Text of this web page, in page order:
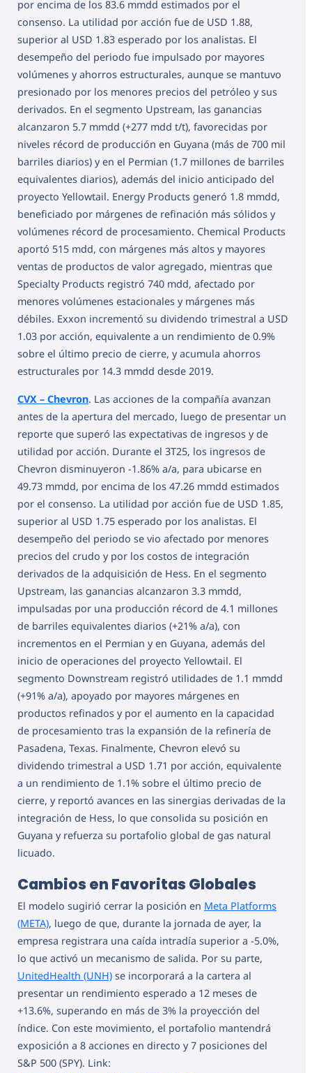
por encima de los 83.6 mmdd estimados por el
consenso. La utilidad por acción fue de USD 1.88,
superior al USD 1.83 esperado por los analistas. El
desempeño del periodo fue impulsado por mayores
volúmenes y ahorros estructurales, aunque se mantuvo
presionado por los menores precios del petróleo y sus
derivados. En el segmento Upstream, las ganancias
alcanzaron 5.7 mmdd (+277 mdd t/t), favorecidas por
niveles récord de producción en Guyana (más de 700 mil
barriles diarios) y en el Permian (1.7 millones de barriles
equivalentes diarios), además del inicio anticipado del
proyecto Yellowtail. Energy Products generó 1.8 mmdd,
beneficiado por márgenes de refinación más sólidos y
volúmenes récord de procesamiento. Chemical Products
aportó 515 mdd, con márgenes más altos y mayores
ventas de productos de valor agregado, mientras que
Specialty Products registró 740 mdd, afectado por
menores volúmenes estacionales y márgenes más
débiles. Exxon incrementó su dividendo trimestral a USD
1.03 por acción, equivalente a un rendimiento de 0.9%
sobre el último precio de cierre, y acumula ahorros
estructurales por 14.3 mmdd desde 2019.
CVX – Chevron. Las acciones de la compañía avanzan
antes de la apertura del mercado, luego de presentar un
reporte que superó las expectativas de ingresos y de
utilidad por acción. Durante el 3T25, los ingresos de
Chevron disminuyeron -1.86% a/a, para ubicarse en
49.73 mmdd, por encima de los 47.26 mmdd estimados
por el consenso. La utilidad por acción fue de USD 1.85,
superior al USD 1.75 esperado por los analistas. El
desempeño del periodo se vio afectado por menores
precios del crudo y por los costos de integración
derivados de la adquisición de Hess. En el segmento
Upstream, las ganancias alcanzaron 3.3 mmdd,
impulsadas por una producción récord de 4.1 millones
de barriles equivalentes diarios (+21% a/a), con
incrementos en el Permian y en Guyana, además del
inicio de operaciones del proyecto Yellowtail. El
segmento Downstream registró utilidades de 1.1 mmdd
(+91% a/a), apoyado por mayores márgenes en
productos refinados y por el aumento en la capacidad
de procesamiento tras la expansión de la refinería de
Pasadena, Texas. Finalmente, Chevron elevó su
dividendo trimestral a USD 1.71 por acción, equivalente
a un rendimiento de 1.1% sobre el último precio de
cierre, y reportó avances en las sinergias derivadas de la
integración de Hess, lo que consolida su posición en
Guyana y refuerza su portafolio global de gas natural
licuado.
Cambios en Favoritas Globales
El modelo sugirió cerrar la posición en Meta Platforms
(META), luego de que, durante la jornada de ayer, la
empresa registrara una caída intradía superior a -5.0%,
lo que activó un mecanismo de salida. Por su parte,
UnitedHealth (UNH) se incorporará a la cartera al
presentar un rendimiento esperado a 12 meses de
+13.6%, superando en más de 3% la proyección del
índice. Con este movimiento, el portafolio mantendrá
exposición a 8 acciones en directo y 7 posiciones del
S&P 500 (SPY). Link: